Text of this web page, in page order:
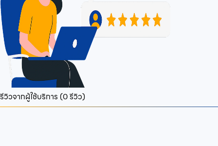
รีวิวจากผู้ใช้บริการ (0รีวิว)